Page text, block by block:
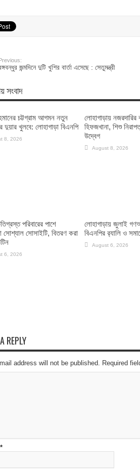
জন্মদিনে দুটি খুশির বার্তা এসেছে : সেতুমন্ত্রী
সংবাদ
চট্টগ্রাম আগমন নতুন
দুয়ার খুলবে: লোহাগাড়া বিএনপি
8, 2026
লোহাগাড়ায় নজরদারির
হিফজখানা, শিশু
উদ্বেগ
August 8, 2026
পরিবারের পাশে
সোশ্যাল সোসাইটি, বিতরণ করা
6, 2026
লোহাগাড়ায় জুলাই
বিএনপির র‌্যালি ও
August 6, 2026
REPLY
address will not be published. Required
*